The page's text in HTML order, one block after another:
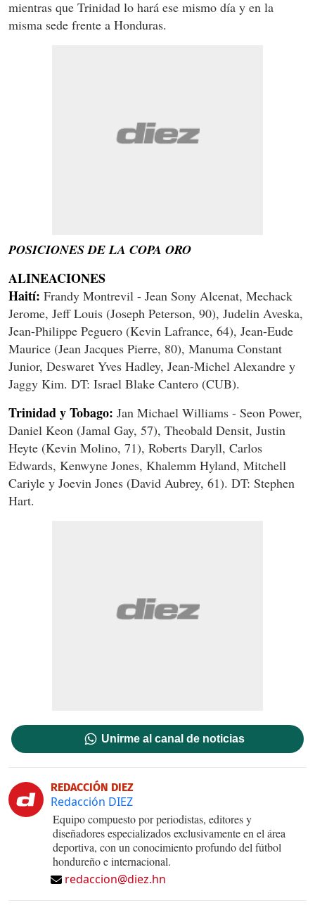
mientras que Trinidad lo hará ese mismo día y en la
misma sede frente a Honduras.
POSICIONES DE LA COPA ORO
ALINEACIONES
Haití: Frandy Montrevil - Jean Sony Alcenat, Mechack
Jerome, Jeff Louis (Joseph Peterson, 90), Judelin Aveska,
Jean-Philippe Peguero (Kevin Lafrance, 64), Jean-Eude
Maurice (Jean Jacques Pierre, 80), Manuma Constant
Junior, Deswaret Yves Hadley, Jean-Michel Alexandre y
Jaggy Kim. DT: Israel Blake Cantero (CUB).
Trinidad y Tobago: Jan Michael Williams - Seon Power,
Daniel Keon (Jamal Gay, 57), Theobald Densit, Justin
Heyte (Kevin Molino, 71), Roberts Daryll, Carlos
Edwards, Kenwyne Jones, Khalemm Hyland, Mitchell
Cariyle y Joevin Jones (David Aubrey, 61). DT: Stephen
Hart.
Unirme al canal de noticias
REDACCIÓN DIEZ
Redacción DIEZ
Equipo compuesto por periodistas, editores y
diseñadores especializados exclusivamente en el área
deportiva, con un conocimiento profundo del fútbol
hondureño e internacional.
redaccion@diez.hn